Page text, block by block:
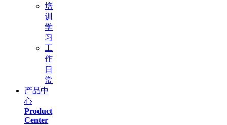
培
训
学
习
工
作
日
常
产品中
心
Product
Center